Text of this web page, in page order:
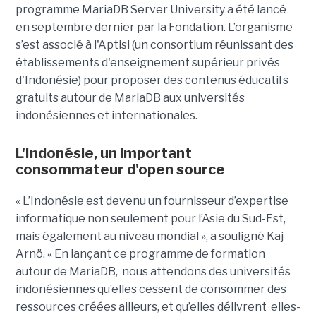
programme MariaDB Server University a été lancé
en septembre dernier par la Fondation. L’organisme
s’est associé à l'Aptisi (un consortium réunissant des
établissements d'enseignement supérieur privés
d'Indonésie) pour proposer des contenus éducatifs
gratuits autour de MariaDB aux universités
indonésiennes et internationales.
L'Indonésie, un important
consommateur d'open source
« L’Indonésie est devenu un fournisseur d’expertise
informatique non seulement pour l’Asie du Sud-Est,
mais également au niveau mondial », a souligné Kaj
Arnö. « En lançant ce programme de formation
autour de MariaDB, nous attendons des universités
indonésiennes qu’elles cessent de consommer des
ressources créées ailleurs, et qu’elles délivrent elles-